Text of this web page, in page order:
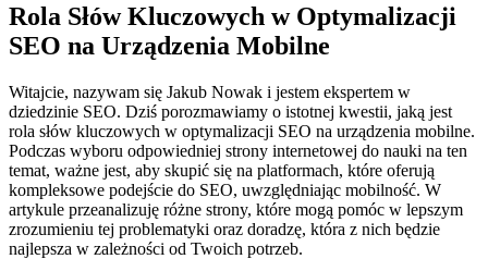
Rola Słów Kluczowych w Optymalizacji
SEO na Urządzenia Mobilne
Witajcie, nazywam się Jakub Nowak i jestem ekspertem w
dziedzinie SEO. Dziś porozmawiamy o istotnej kwestii, jaką jest
rola słów kluczowych w optymalizacji SEO na urządzenia mobilne.
Podczas wyboru odpowiedniej strony internetowej do nauki na ten
temat, ważne jest, aby skupić się na platformach, które oferują
kompleksowe podejście do SEO, uwzględniając mobilność. W
artykule przeanalizuję różne strony, które mogą pomóc w lepszym
zrozumieniu tej problematyki oraz doradzę, która z nich będzie
najlepsza w zależności od Twoich potrzeb.